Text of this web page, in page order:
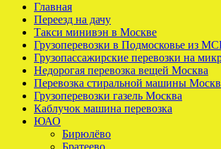
Главная
Переезд на дачу
Такси минивэн в Москве
Грузоперевозки в Подмосковье из
Грузопассажирские перевозки на
Недорогая перевозка вещей Москва
Перевозка стиральной машины
Грузоперевозки газель Москва
Каблучок машина перевозка
ЮАО
Бирюлёво
Братеево